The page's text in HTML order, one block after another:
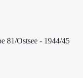
81/Ostsee - 1944/45